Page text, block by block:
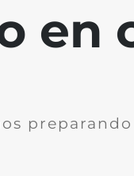
en